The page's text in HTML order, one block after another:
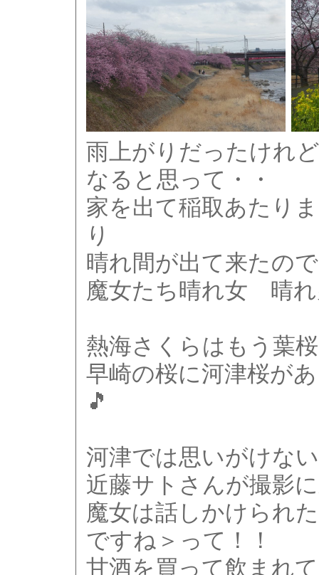
雨上がりだったけれ
なると思って・・
家を出て稲取あたり
り
晴れ間が出て来たの
魔女たち晴れ女 晴
熱海さくらはもう葉
早崎の桜に河津桜が
🎵
河津では思いがけな
近藤サトさんが撮影
魔女は話しかけられ
ですね＞って！！
甘酒を買って飲まれ